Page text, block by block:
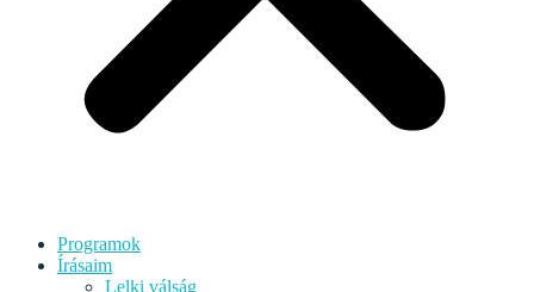
Programok
Írásaim
Lelki válság